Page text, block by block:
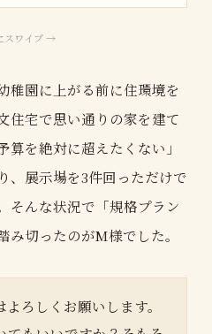
稚園に上がる前に住環境を
住宅で思い通りの家を建て
を絶対に超えたくない」
、展示場を3件回っただけで
そんな状況で「規格プラン
切ったのがM様でした。
ろしくお願いします。